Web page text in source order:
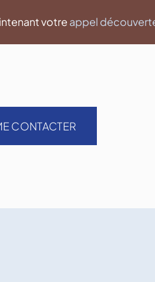
votre appel
CONTACTER